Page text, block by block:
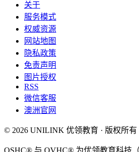
关于
服务模式
权威资源
网站地图
隐私政策
免责声明
图片授权
RSS
微信客服
澳洲官网
© 2026 UNILINK 优领教育 · 版权所有